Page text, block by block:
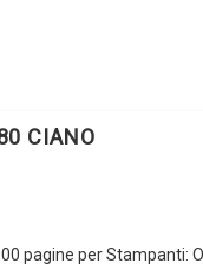
CIANO
pagine per Stampanti: